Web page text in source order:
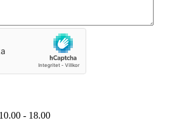
- 18.00